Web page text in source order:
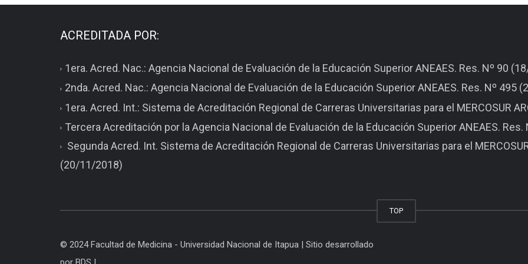
ACREDITADA POR:
1era. Acred. Nac.: Agencia Nacional de Evaluación de la Educación Superior ANEAES. Res. Nº 90
2nda. Acred. Nac.: Agencia Nacional de Evaluación de la Educación Superior ANEAES. Res. Nº 495
1era. Acred. Int.: Sistema de Acreditación Regional de Carreras Universitarias para el MERCOSUR
Tercera Acreditación por la Agencia Nacional de Evaluación de la Educación Superior ANEAES.
Segunda Acred. Int. Sistema de Acreditación Regional de Carreras Universitarias para el
(20/11/2018)
TOP
© 2024 Facultad de Medicina - Universidad Nacional de Itapua | Sitio desarrollado